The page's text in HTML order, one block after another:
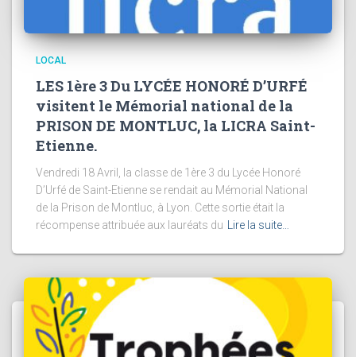
LOCAL
LES 1ère 3 Du LYCÉE HONORÉ D’URFÉ
visitent le Mémorial national de la
PRISON DE MONTLUC, la LICRA Saint-
Etienne.
Vendredi 18 Avril, la classe de 1ère 3 du Lycée Honoré
D’Urfé de Saint-Etienne se rendait au Mémorial National
de la Prison de Montluc, à Lyon. Cette sortie était la
récompense attribuée aux lauréats du
Lire la suite…